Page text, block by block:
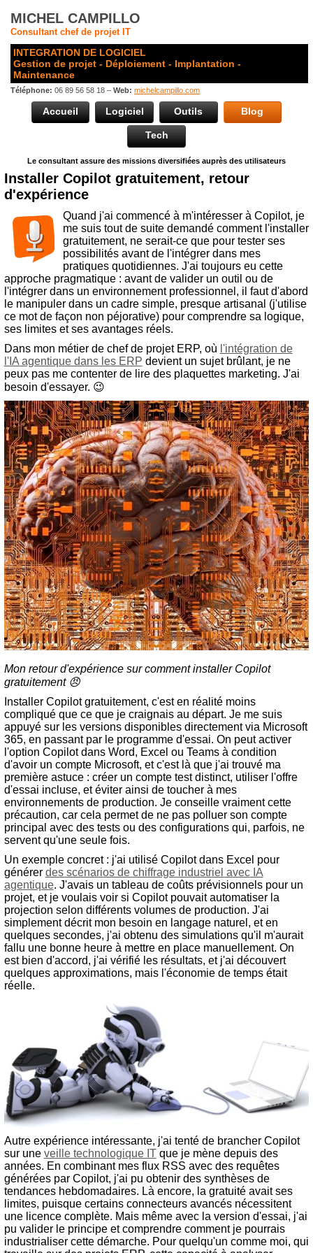
MICHEL CAMPILLO
Consultant chef de projet IT
INTEGRATION DE LOGICIEL
Gestion de projet - Déploiement - Implantation -
Maintenance
Téléphone: 06 89 56 58 18 –Web: michelcampillo.com
Accueil Logiciel Outils Blog
Tech
Le consultant assure des missions diversifiées auprès des utilisateurs
Installer Copilot gratuitement, retour
d'expérience
Quand j'ai commencé à m'intéresser à Copilot, je
me suis tout de suite demandé comment l'installer
gratuitement, ne serait-ce que pour tester ses
possibilités avant de l'intégrer dans mes
pratiques quotidiennes. J'ai toujours eu cette
approche pragmatique : avant de valider un outil ou de
l'intégrer dans un environnement professionnel, il faut d'abord
le manipuler dans un cadre simple, presque artisanal (j'utilise
ce mot de façon non péjorative) pour comprendre sa logique,
ses limites et ses avantages réels.
Dans mon métier de chef de projet ERP, où l'intégration de
l'IA agentique dans les ERP devient un sujet brûlant, je ne
peux pas me contenter de lire des plaquettes marketing. J'ai
besoin d'essayer. 😉
Mon retour d'expérience sur comment installer Copilot
gratuitement 😠
Installer Copilot gratuitement, c'est en réalité moins
compliqué que ce que je craignais au départ. Je me suis
appuyé sur les versions disponibles directement via Microsoft
365, en passant par le programme d'essai. On peut activer
l'option Copilot dans Word, Excel ou Teams à condition
d'avoir un compte Microsoft, et c'est là que j'ai trouvé ma
première astuce : créer un compte test distinct, utiliser l'offre
d'essai incluse, et éviter ainsi de toucher à mes
environnements de production. Je conseille vraiment cette
précaution, car cela permet de ne pas polluer son compte
principal avec des tests ou des configurations qui, parfois, ne
servent qu'une seule fois.
Un exemple concret : j'ai utilisé Copilot dans Excel pour
générer des scénarios de chiffrage industriel avec IA
agentique. J'avais un tableau de coûts prévisionnels pour un
projet, et je voulais voir si Copilot pouvait automatiser la
projection selon différents volumes de production. J'ai
simplement décrit mon besoin en langage naturel, et en
quelques secondes, j'ai obtenu des simulations qu'il m'aurait
fallu une bonne heure à mettre en place manuellement. On
est bien d'accord, j'ai vérifié les résultats, et j'ai découvert
quelques approximations, mais l'économie de temps était
réelle.
Autre expérience intéressante, j'ai tenté de brancher Copilot
sur une veille technologique ITque je mène depuis des
années. En combinant mes flux RSS avec des requêtes
générées par Copilot, j'ai pu obtenir des synthèses de
tendances hebdomadaires. Là encore, la gratuité avait ses
limites, puisque certains connecteurs avancés nécessitent
une licence complète. Mais même avec la version d'essai, j'ai
pu valider le principe et comprendre comment je pourrais
industrialiser cette démarche. Pour quelqu'un comme moi, qui